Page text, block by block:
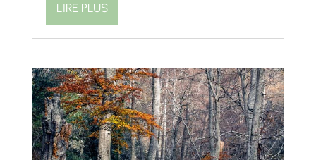
LIRE PLUS